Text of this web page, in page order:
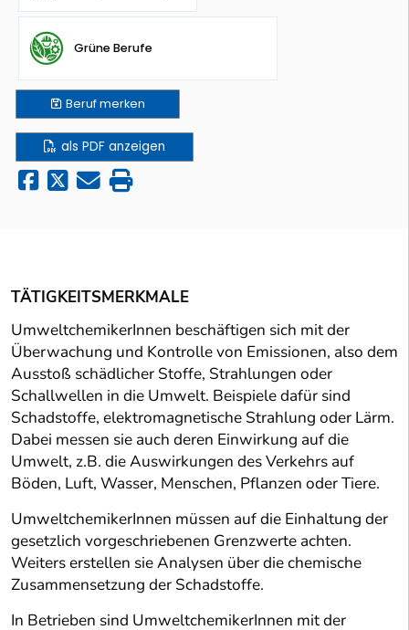
Grüne Berufe
Berufmerken
als PDF anzeigen
TÄTIGKEITSMERKMALE
UmweltchemikerInnen beschäftigen sich mit der
Überwachung und Kontrolle von Emissionen, also dem
Ausstoß schädlicher Stoffe, Strahlungen oder
Schallwellen in die Umwelt. Beispiele dafür sind
Schadstoffe, elektromagnetische Strahlung oder Lärm.
Dabei messen sie auch deren Einwirkung auf die
Umwelt, z.B. die Auswirkungen des Verkehrs auf
Böden, Luft, Wasser, Menschen, Pflanzen oder Tiere.
UmweltchemikerInnen müssen auf die Einhaltung der
gesetzlich vorgeschriebenen Grenzwerte achten.
Weiters erstellen sie Analysen über die chemische
Zusammensetzung der Schadstoffe.
In Betrieben sind UmweltchemikerInnen mit der